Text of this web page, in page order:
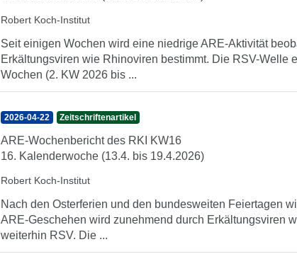
Robert Koch-Institut
Seit einigen Wochen wird eine niedrige ARE-Aktivität
Erkältungsviren wie Rhinoviren bestimmt. Die RSV-Welle
Wochen (2. KW 2026 bis ...
2026-04-22 Zeitschriftenartikel
ARE-Wochenbericht des RKI KW16
16. Kalenderwoche (13.4. bis 19.4.2026)
Robert Koch-Institut
Nach den Osterferien und den bundesweiten Feiertagen
ARE-Geschehen wird zunehmend durch Erkältungsviren
weiterhin RSV. Die ...